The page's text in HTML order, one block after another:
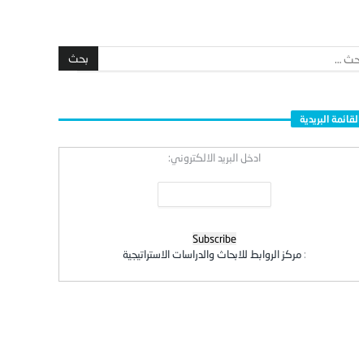
البريدية
ادخل البريد الالكتروني:
:مركز الروابط للابحاث والدراسات الاستراتيجية